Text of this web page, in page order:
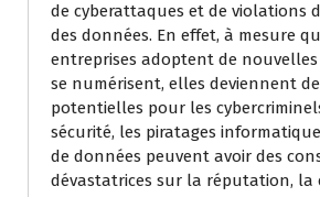
de cyberattaques et de violations
des données. En effet, à mesure
entreprises adoptent de
se numérisent, elles deviennent
potentielles pour les
sécurité, les piratages
de données peuvent avoir des
dévastatrices sur la réputation,